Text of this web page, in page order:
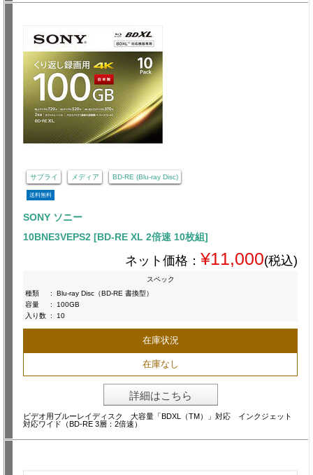
サプライ メディア BD-RE (Blu-ray Disc)
送料無料
SONY ソニー
10BNE3VEPS2 [BD-RE XL 2倍速 10枚組]
ネット価格： ¥11,000(税込)
スペック
種類
:
Blu-ray Disc（BD-RE 書換型）
容量
:
100GB
入り数 : 10
在庫状況
在庫なし
詳細はこちら
ビデオ用ブルーレイディスク 大容量「BDXL（TM）」対応 インクジェット
対応ワイド（BD-RE 3層：2倍速）